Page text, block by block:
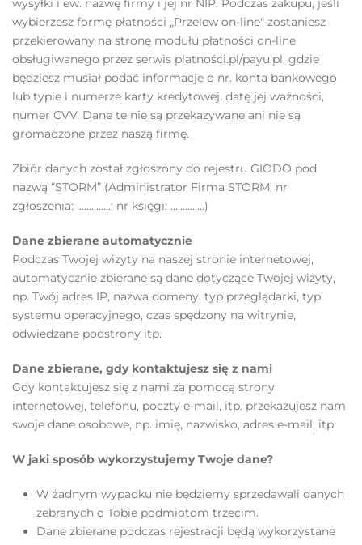
wysyłki i ew. nazwę firmy i jej nr NIP. Podczas zakupu, jeśli
wybierzesz formę płatności „Przelew on-line" zostaniesz
przekierowany na stronę modułu płatności on-line
obsługiwanego przez serwis platności.pl/payu.pl, gdzie
będziesz musiał podać informacje o nr. konta bankowego
lub typie i numerze karty kredytowej, datę jej ważności,
numer CVV. Dane te nie są przekazywane ani nie są
gromadzone przez naszą firmę.
Zbiór danych został zgłoszony do rejestru GIODO pod
nazwą “STORM” (Administrator Firma STORM; nr
zgłoszenia: ..............; nr księgi: ..............)
Dane zbierane automatycznie
Podczas Twojej wizyty na naszej stronie internetowej,
automatycznie zbierane są dane dotyczące Twojej wizyty,
np. Twój adres IP, nazwa domeny, typ przeglądarki, typ
systemu operacyjnego, czas spędzony na witrynie,
odwiedzane podstrony itp.
Dane zbierane, gdy kontaktujesz się z nami
Gdy kontaktujesz się z nami za pomocą strony
internetowej, telefonu, poczty e-mail, itp. przekazujesz nam
swoje dane osobowe, np. imię, nazwisko, adres e-mail, itp.
W jaki sposób wykorzystujemy Twoje dane?
W żadnym wypadku nie będziemy sprzedawali danych
zebranych o Tobie podmiotom trzecim.
Dane zbierane podczas rejestracji będą wykorzystane